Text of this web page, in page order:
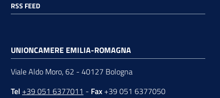
RSS FEED
UNIONCAMERE EMILIA-ROMAGNA
Viale Aldo Moro, 62 - 40127 Bologna
Tel +39 051 6377011 - Fax +39 051 6377050